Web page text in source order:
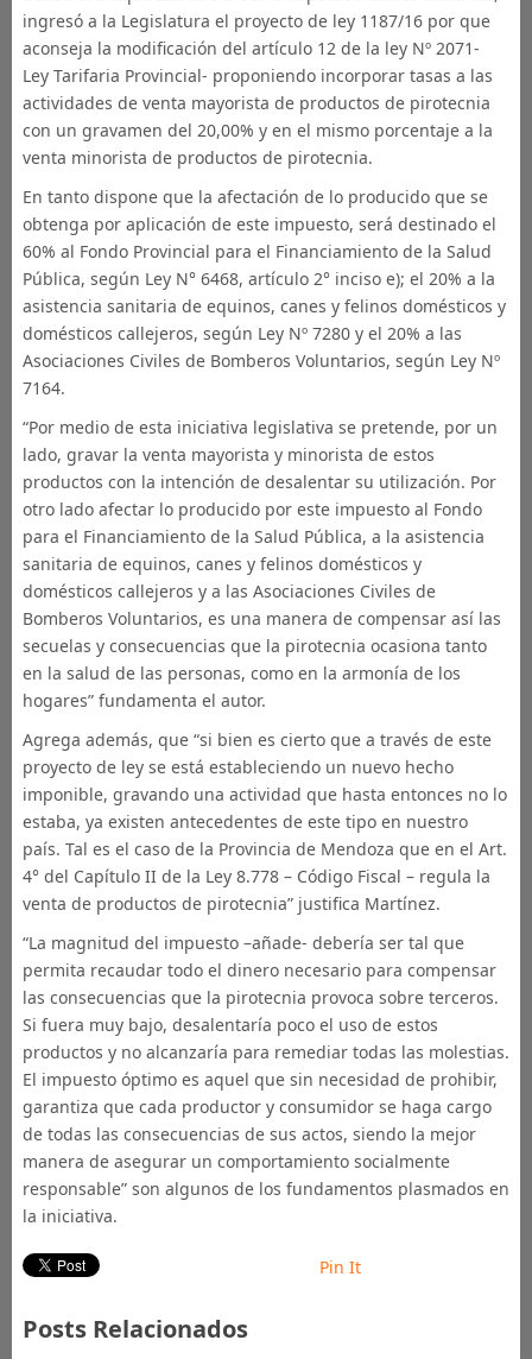
ingresó a la Legislatura el proyecto de ley 1187/16 por que
aconseja la modificación del artículo 12 de la ley Nº 2071-
Ley Tarifaria Provincial- proponiendo incorporar tasas a las
actividades de venta mayorista de productos de pirotecnia
con un gravamen del 20,00% y en el mismo porcentaje a la
venta minorista de productos de pirotecnia.
En tanto dispone que la afectación de lo producido que se
obtenga por aplicación de este impuesto, será destinado el
60% al Fondo Provincial para el Financiamiento de la Salud
Pública, según Ley N° 6468, artículo 2° inciso e); el 20% a la
asistencia sanitaria de equinos, canes y felinos domésticos y
domésticos callejeros, según Ley Nº 7280 y el 20% a las
Asociaciones Civiles de Bomberos Voluntarios, según Ley Nº
7164.
“Por medio de esta iniciativa legislativa se pretende, por un
lado, gravar la venta mayorista y minorista de estos
productos con la intención de desalentar su utilización. Por
otro lado afectar lo producido por este impuesto al Fondo
para el Financiamiento de la Salud Pública, a la asistencia
sanitaria de equinos, canes y felinos domésticos y
domésticos callejeros y a las Asociaciones Civiles de
Bomberos Voluntarios, es una manera de compensar así las
secuelas y consecuencias que la pirotecnia ocasiona tanto
en la salud de las personas, como en la armonía de los
hogares” fundamenta el autor.
Agrega además, que “si bien es cierto que a través de este
proyecto de ley se está estableciendo un nuevo hecho
imponible, gravando una actividad que hasta entonces no lo
estaba, ya existen antecedentes de este tipo en nuestro
país. Tal es el caso de la Provincia de Mendoza que en el Art.
4° del Capítulo II de la Ley 8.778 – Código Fiscal – regula la
venta de productos de pirotecnia” justifica Martínez.
“La magnitud del impuesto –añade- debería ser tal que
permita recaudar todo el dinero necesario para compensar
las consecuencias que la pirotecnia provoca sobre terceros.
Si fuera muy bajo, desalentaría poco el uso de estos
productos y no alcanzaría para remediar todas las molestias.
El impuesto óptimo es aquel que sin necesidad de prohibir,
garantiza que cada productor y consumidor se haga cargo
de todas las consecuencias de sus actos, siendo la mejor
manera de asegurar un comportamiento socialmente
responsable” son algunos de los fundamentos plasmados en
la iniciativa.
Pin It
Posts Relacionados